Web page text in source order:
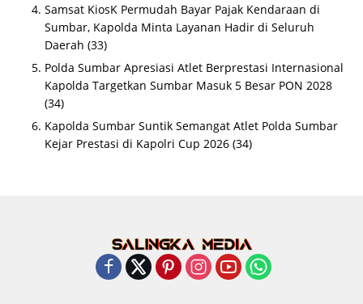
Samsat KiosK Permudah Bayar Pajak Kendaraan di
Sumbar, Kapolda Minta Layanan Hadir di Seluruh
Daerah (33)
Polda Sumbar Apresiasi Atlet Berprestasi Internasional
Kapolda Targetkan Sumbar Masuk 5 Besar PON 2028
(34)
Kapolda Sumbar Suntik Semangat Atlet Polda Sumbar
Kejar Prestasi di Kapolri Cup 2026 (34)